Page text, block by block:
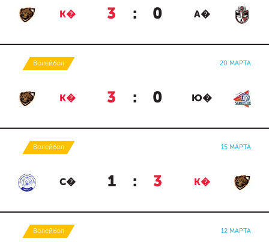
К� 3 : 0 А�
Волейбол 20 МАРТА
К� 3 : 0 Ю�
Волейбол 15 МАРТА
С� 1 : 3 К�
Волейбол 12 МАРТА